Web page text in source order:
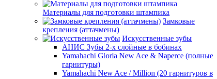
Материалы для подготовки штампика
Замковые
крепления (аттачмены)
Искусственные зубы
АНИС Зубы 2-х слойные в бобинах
Yamahachi Gloria New Ace & Naperce (полные
гарнитуры)
Yamahachi New Ace / Million (20 гарнитуров в